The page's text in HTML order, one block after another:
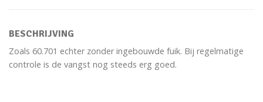
BESCHRIJVING
Zoals 60.701 echter zonder ingebouwde fuik. Bij regelmatige
controle is de vangst nog steeds erg goed.